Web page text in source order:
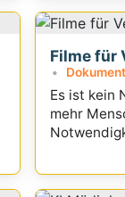
Filme für
Es ist kein
mehr